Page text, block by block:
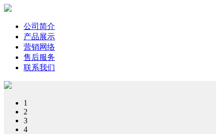
公司简介
产品展示
营销网络
售后服务
联系我们
1
2
3
4